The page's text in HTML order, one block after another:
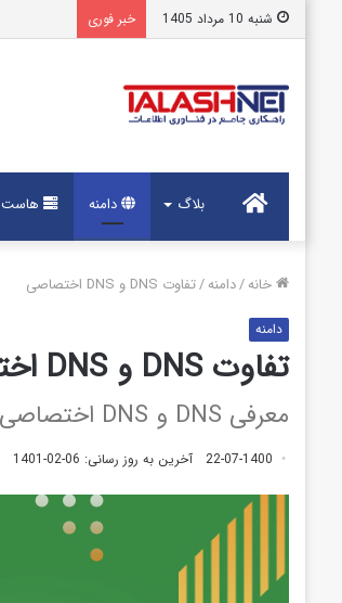
شنبه 10 مرداد 1405 خبر فوری
خانه بلاگ دامنه هاست
خانه/دامنه/تفاوت DNS و DNS اختصاصی
دامنه
تفاوت DNS و DNS اختصاصی
معرفی DNS و DNS اختصاصی و بررسی تفاوت ها
22-07-1400 آخرین به روز رسانی: 06-02-1401